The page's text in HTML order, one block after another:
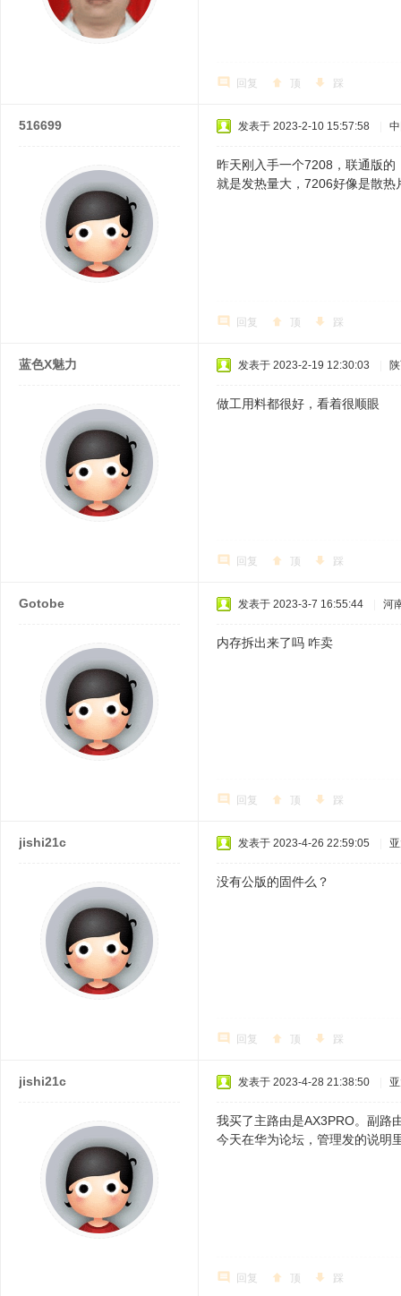
回复 顶 踩
516699 发表于 2023-2-10 15:57:58
昨天刚入手一个7208，联通版
就是发热量大，7206好像是散热
回复 顶 踩
蓝色X魅力 发表于 2023-2-19 12:30:03
做工用料都很好，看着很顺眼
回复 顶 踩
Gotobe 发表于 2023-3-7 16:55:44 河
内存拆出来了吗 咋卖
回复 顶 踩
jishi21c 发表于 2023-4-26 22:59:05
没有公版的固件么？
回复 顶 踩
jishi21c 发表于 2023-4-28 21:38:50
我买了主路由是AX3PRO。副路
今天在华为论坛，管理发的说明
回复 顶 踩